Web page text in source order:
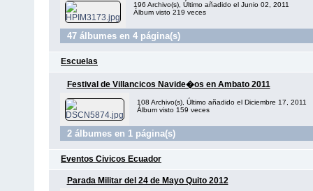
196 Archivo(s), Último añadido el Junio 02, 2011
Álbum visto 219 veces
47 álbumes en 4 página(s)
Escuelas
Festival de Villancicos Navide�os en Ambato 2011
108 Archivo(s), Último añadido el Diciembre 17, 2011
Álbum visto 159 veces
2 álbumes en 1 página(s)
Eventos Civicos Ecuador
Parada Militar del 24 de Mayo Quito 2012